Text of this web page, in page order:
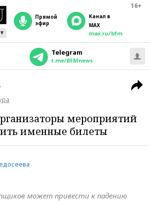
16+
прямой
эфир
Канал в
MAX
max.ru/bfm
Telegram
t.me/BFMnews
мероприятий
именные билеты
может привести к падению